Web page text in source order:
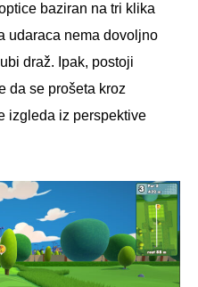
baziran na tri klika
udaraca nema dovoljno
draž. Ipak, postoji
da se prošeta kroz
izgleda iz perspektive